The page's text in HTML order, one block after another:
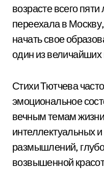
возрасте всего
переехала в
начать свое
один из величайших
Стихи Тютчева
эмоциональное
вечным темам
интеллектуальных
размышлений,
возвышенной